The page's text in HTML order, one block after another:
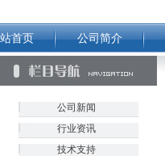
首页 公司简介
公司新闻
行业资讯
技术支持